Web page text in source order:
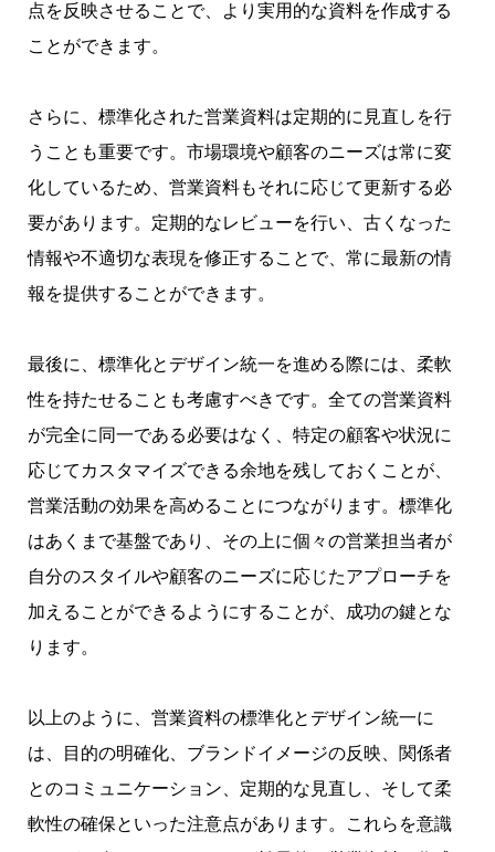
点を反映させることで、より実用的な資料を作成する
ことができます。
さらに、標準化された営業資料は定期的に見直しを行
うことも重要です。市場環境や顧客のニーズは常に変
化しているため、営業資料もそれに応じて更新する必
要があります。定期的なレビューを行い、古くなった
情報や不適切な表現を修正することで、常に最新の情
報を提供することができます。
最後に、標準化とデザイン統一を進める際には、柔軟
性を持たせることも考慮すべきです。全ての営業資料
が完全に同一である必要はなく、特定の顧客や状況に
応じてカスタマイズできる余地を残しておくことが、
営業活動の効果を高めることにつながります。標準化
はあくまで基盤であり、その上に個々の営業担当者が
自分のスタイルや顧客のニーズに応じたアプローチを
加えることができるようにすることが、成功の鍵とな
ります。
以上のように、営業資料の標準化とデザイン統一に
は、目的の明確化、ブランドイメージの反映、関係者
とのコミュニケーション、定期的な見直し、そして柔
軟性の確保といった注意点があります。これらを意識